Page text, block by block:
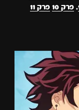
, פרק 10 פרק 11